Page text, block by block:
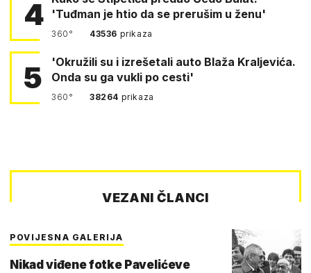
4
'Tuđman je htio da se prerušim u ženu'
360° 43536 prikaza
5
'Okružili su i izrešetali auto Blaža Kraljevića.
Onda su ga vukli po cesti'
360° 38264 prikaza
VEZANI ČLANCI
POVIJESNA GALERIJA
Nikad viđene fotke Pavelićeve